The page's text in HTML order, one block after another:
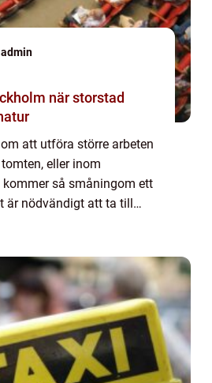
admin
storstad
att utföra större arbeten
eller inom
kommer så småningom ett
är nödvändigt att ta till